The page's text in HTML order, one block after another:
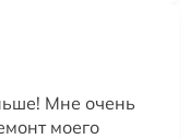
Мне очень
моего